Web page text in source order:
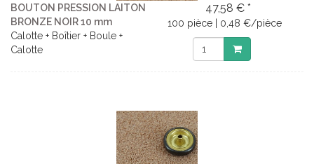
BOUTON PRESSION LAITON
BRONZE NOIR 10 mm
Calotte + Boîtier + Boule +
Calotte
47,58 € *
100 pièce | 0,48 €/pièce